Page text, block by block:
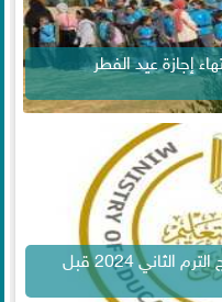
إجازة عيد الفطر
التعليم تشدد على الانتهاء من مناهج الترم الثاني 2024 قبل